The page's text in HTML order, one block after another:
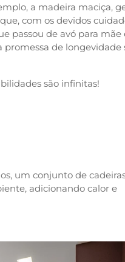
a madeira maciça,
com os devidos
passou de avó para mãe
promessa de longevidade
são infinitas!
um conjunto de
adicionando calor e